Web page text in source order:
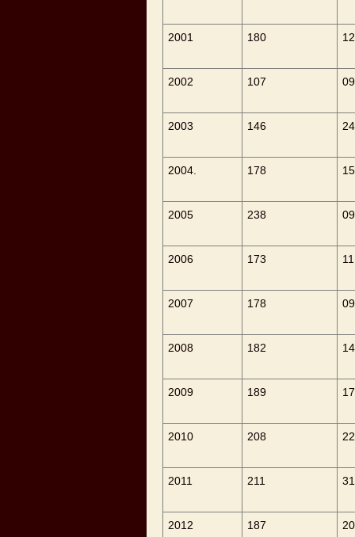
2001 180 12
2002 107 09
2003 146 24
2004. 178 15
2005 238
2006 173 11
2007 178 09
2008 182 14
2009 189 17
2010 208 22
2011 211 31
2012 187 20